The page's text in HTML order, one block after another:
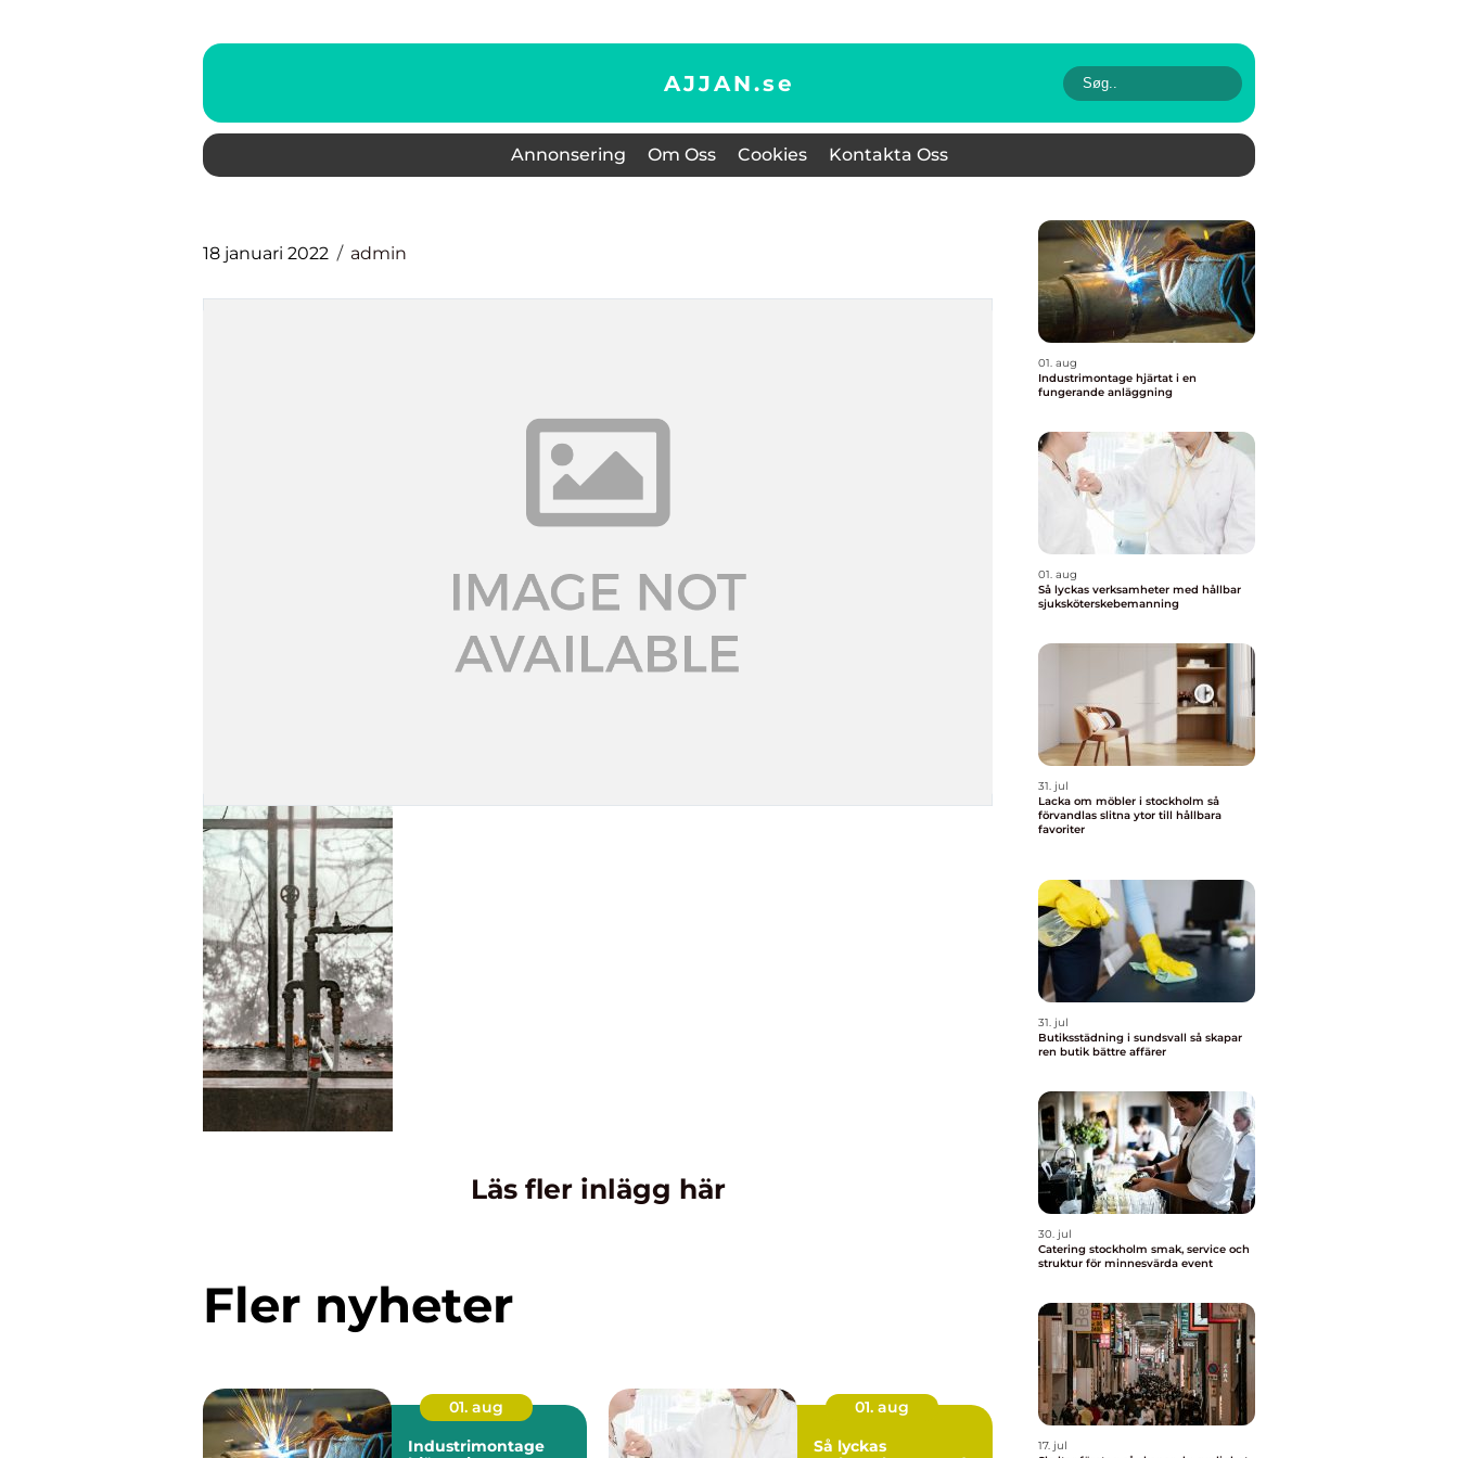
AJJAN.se
Annonsering Om Oss Cookies Kontakta Oss
18 januari 2022 admin
Läs fler inlägg här
Fler nyheter
01. aug
Industrimontage
01. aug
Så lyckas
01. aug
Industrimontage hjärtat i en
fungerande anläggning
01. aug
Så lyckas verksamheter med hållbar
sjuksköterskebemanning
31. jul
Lacka om möbler i stockholm så
förvandlas slitna ytor till hållbara
favoriter
31. jul
Butiksstädning i sundsvall så skapar
ren butik bättre affärer
30. jul
Catering stockholm smak, service och
struktur för minnesvärda event
17. jul